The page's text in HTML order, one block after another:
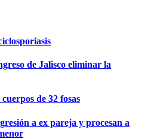
de Jalisco eliminar la
de 32 fosas
a ex pareja y procesan a